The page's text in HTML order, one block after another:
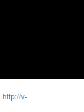
http://v-